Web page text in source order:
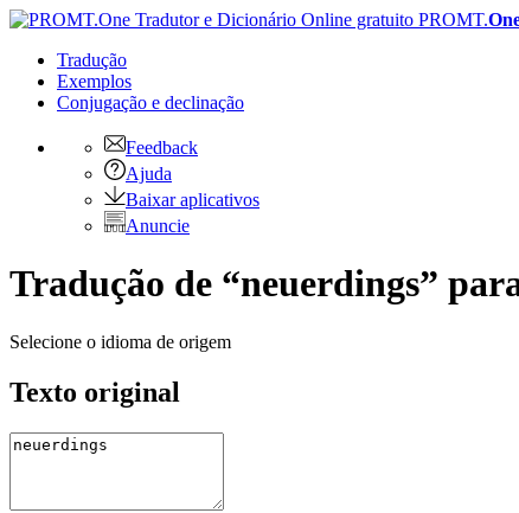
PROMT.
Tradução
Exemplos
Conjugação e declinação
Feedback
Ajuda
Baixar aplicativos
Anuncie
Tradução de “neuerdings”
Selecione o idioma de origem
Texto original